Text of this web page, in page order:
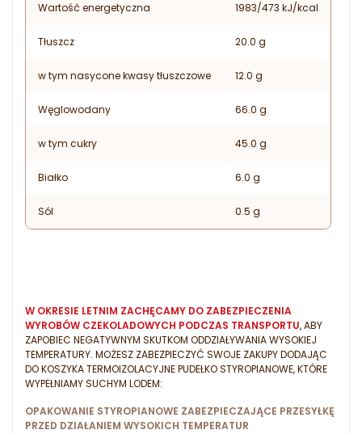
Wartość energetyczna 1983/473 kJ/kcal
Tłuszcz 20.0 g
w tym nasycone kwasy tłuszczowe 12.0 g
Węglowodany 66.0 g
w tym cukry 45.0 g
Białko 6.0 g
Sól 0.5 g
W OKRESIE LETNIM ZACHĘCAMY DO ZABEZPIECZENIA
WYROBÓW CZEKOLADOWYCH PODCZAS TRANSPORTU, ABY
ZAPOBIEC NEGATYWNYM SKUTKOM ODDZIAŁYWANIA WYSOKIEJ
TEMPERATURY. MOŻESZ ZABEZPIECZYĆ SWOJE ZAKUPY DODAJĄC
DO KOSZYKA TERMOIZOLACYJNE PUDEŁKO STYROPIANOWE, KTÓRE
WYPEŁNIAMY SUCHYM LODEM:
OPAKOWANIE STYROPIANOWE ZABEZPIECZAJĄCE PRZESYŁKĘ
PRZED DZIAŁANIEM WYSOKICH TEMPERATUR